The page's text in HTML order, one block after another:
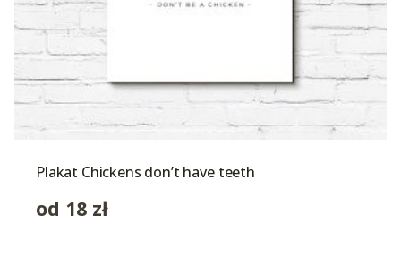
Plakat Chickens don’t have teeth
od 18 zł